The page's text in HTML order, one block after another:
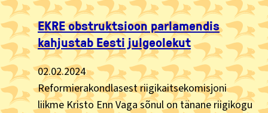
EKRE obstruktsioon parlamendis
kahjustab Eesti julgeolekut
02.02.2024
Reformierakondlasest riigikaitsekomisjoni
liikme Kristo Enn Vaga sõnul on tänane riigikogu